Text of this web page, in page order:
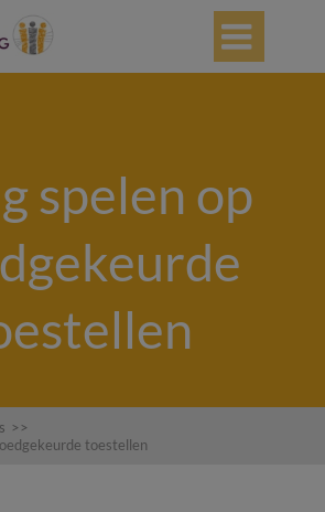

spelen op
>>
toestellen